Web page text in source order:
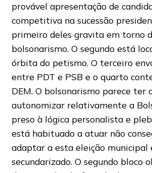
provável apresentação de
competitiva na sucessão
primeiro deles gravita em torno
bolsonarismo. O segundo está
órbita do petismo. O terceiro
entre PDT e PSB e o quarto
DEM. O bolsonarismo parece ter
autonomizar relativamente a
preso à lógica personalista e
está habituado a atuar não
adaptar a esta eleição municipal
secundarizado. O segundo bloco